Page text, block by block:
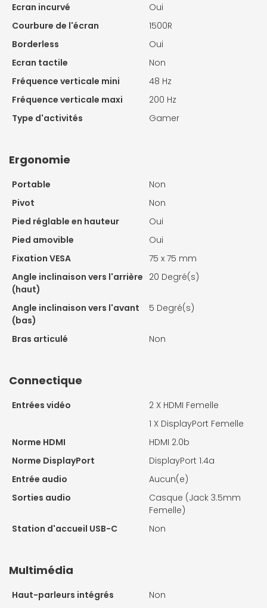
Ecran incurvé
Oui
Courbure de l'écran
1500R
Borderless
Oui
Ecran tactile
Non
Fréquence verticale mini
48 Hz
Fréquence verticale maxi
200 Hz
Type d'activités
Gamer
Ergonomie
Portable
Non
Pivot
Non
Pied réglable en hauteur
Oui
Pied amovible
Oui
Fixation VESA
75 x 75 mm
Angle inclinaison vers l'arrière
(haut)
20 Degré(s)
Angle inclinaison vers l'avant
(bas)
5 Degré(s)
Bras articulé Non
Connectique
Entrées vidéo 2 X HDMI Femelle
1 X DisplayPort Femelle
Norme HDMI
HDMI 2.0b
Norme DisplayPort
DisplayPort 1.4a
Entrée audio
Aucun(e)
Sorties audio
Casque (Jack 3.5mm
Femelle)
Station d'accueil USB-C
Non
Multimédia
Haut-parleurs intégrés
Non